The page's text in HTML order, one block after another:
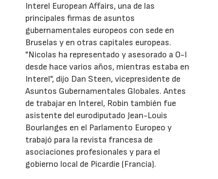
Interel European Affairs, una de las
principales firmas de asuntos
gubernamentales europeos con sede en
Bruselas y en otras capitales europeas.
"Nicolas ha representado y asesorado a O-I
desde hace varios años, mientras estaba en
Interel", dijo Dan Steen, vicepresidente de
Asuntos Gubernamentales Globales. Antes
de trabajar en Interel, Robin también fue
asistente del eurodiputado Jean-Louis
Bourlanges en el Parlamento Europeo y
trabajó para la revista francesa de
asociaciones profesionales y para el
gobierno local de Picardie (Francia).